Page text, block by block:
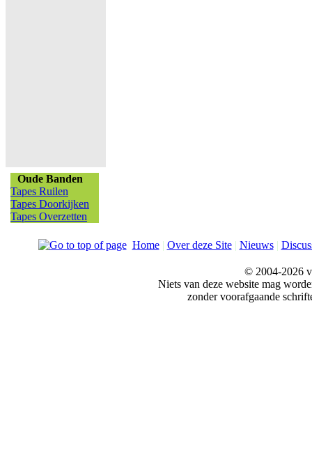
Oude Banden
Tapes Ruilen
Tapes Doorkijken
Tapes Overzetten
Home| Over deze Site| Nieuws|
© 2004-2026
Niets van deze website mag
zonder voorafgaande